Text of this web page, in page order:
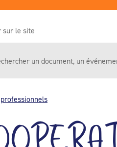
sur le site